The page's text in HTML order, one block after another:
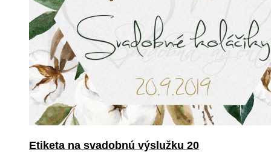
Etiketa na svadobnú výslužku 20